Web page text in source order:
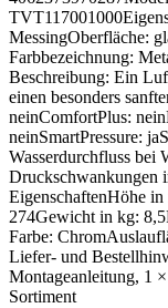
MessingOberfläche:
Farbbezeichnung:
Beschreibung: Ein
einen besonders
neinComfortPlus:
neinSmartPressure:
Wasserdurchfluss bei
Druckschwankungen
EigenschaftenHöhe
274Gewicht in kg:
Farbe:
Liefer- und
Montageanleitung, 1
Sortiment